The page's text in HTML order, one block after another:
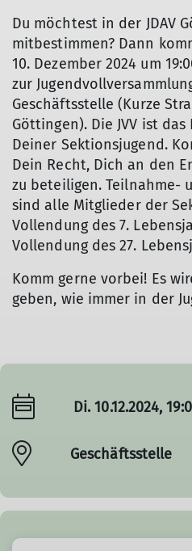
Du möchtest in der JDAV
mitbestimmen? Dann
10. Dezember 2024 um
zur
Geschäftsstelle (Kurze
Göttingen). Die JVV ist
Deiner Sektionsjugend.
Dein Recht, Dich an den
zu beteiligen. Teilnahme-
sind alle Mitglieder der
Vollendung des 7.
Vollendung des 27.
Komm gerne vorbei! Es
geben, wie immer in der
Di. 10.12.2024,
Geschäftsstelle